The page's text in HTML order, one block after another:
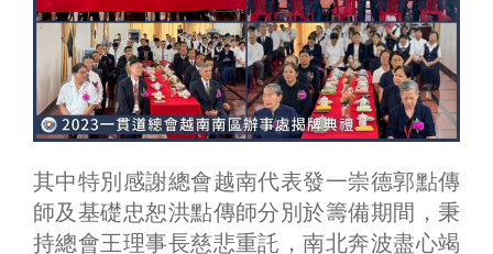
其中特別感謝總會越南代表發一崇德郭點傳
師及基礎忠恕洪點傳師分別於籌備期間，秉
持總會王理事長慈悲重託，南北奔波盡心竭